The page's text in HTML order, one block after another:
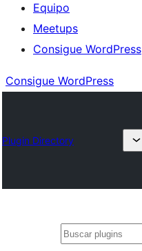
Equipo
Meetups
Consigue WordPress
Consigue WordPress
Plugin Directory
Buscar